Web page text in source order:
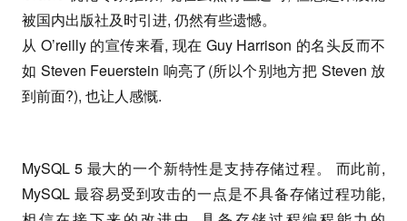
被国内出版社及时引进, 仍然有些遗憾。
从 O’reilly 的宣传来看, 现在 Guy Harrison 的名头反而不
如 Steven Feuerstein 响亮了(所以个别地方把 Steven 放
到前面?), 也让人感慨.
MySQL 5 最大的一个新特性是支持存储过程。 而此前,
MySQL 最容易受到攻击的一点是不具备存储过程功能,